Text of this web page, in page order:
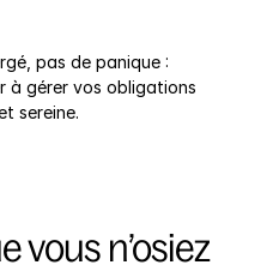
pas de panique :
à gérer vos obligations
sereine.
vous n’osiez